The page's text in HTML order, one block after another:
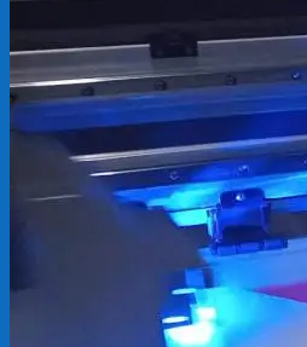
In Tem Nhãn
In Decal
Tin tức
Tin Tức In Kỹ Thuật Số
Tin Tức In UV
Tin tức công ty
Tuyển dụng
Câu hỏi thường gặp